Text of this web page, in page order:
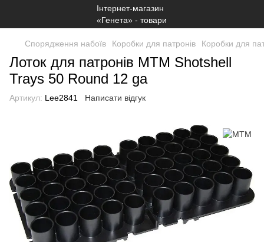
Спорядження набоїв Коробки для патронів Коробки для
Лоток для патронів MTM Shotshell
Trays 50 Round 12 ga
Артикул: Lee2841 Написати відгук